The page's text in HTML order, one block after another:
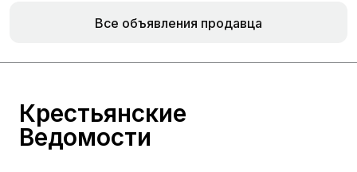
Все объявления продавца
Крестьянские
Ведомости